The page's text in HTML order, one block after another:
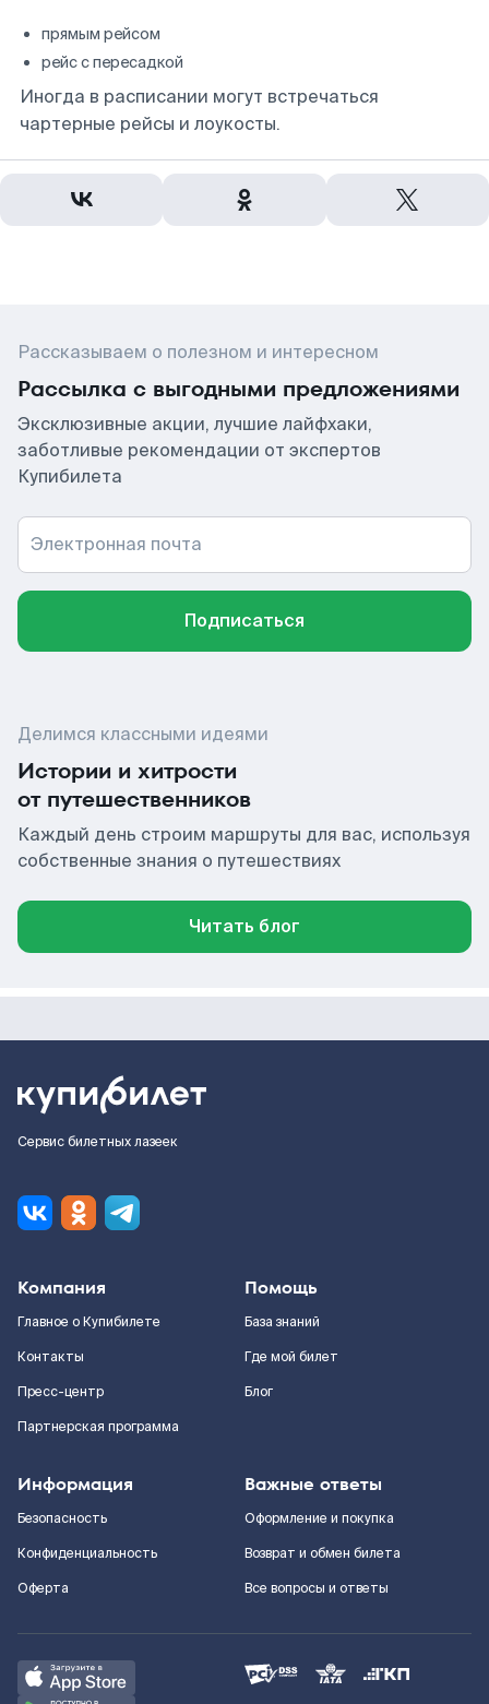
прямым рейсом
рейс с пересадкой
Иногда в расписании могут встречаться
чартерные рейсы и лоукосты.
Рассказываем о полезном и интересном
Рассылка с выгодными предложениями
Эксклюзивные акции, лучшие лайфхаки,
заботливые рекомендации от экспертов
Купибилета
Электронная почта
Подписаться
Делимся классными идеями
Истории и хитрости
от путешественников
Каждый день строим маршруты для вас, используя
собственные знания о путешествиях
Читать блог
Сервис билетных лазеек
Компания
Главное о Купибилете
Контакты
Пресс-центр
Партнерская программа
Помощь
База знаний
Где мой билет
Блог
Информация
Безопасность
Конфиденциальность
Оферта
Важные ответы
Оформление и покупка
Возврат и обмен билета
Все вопросы и ответы